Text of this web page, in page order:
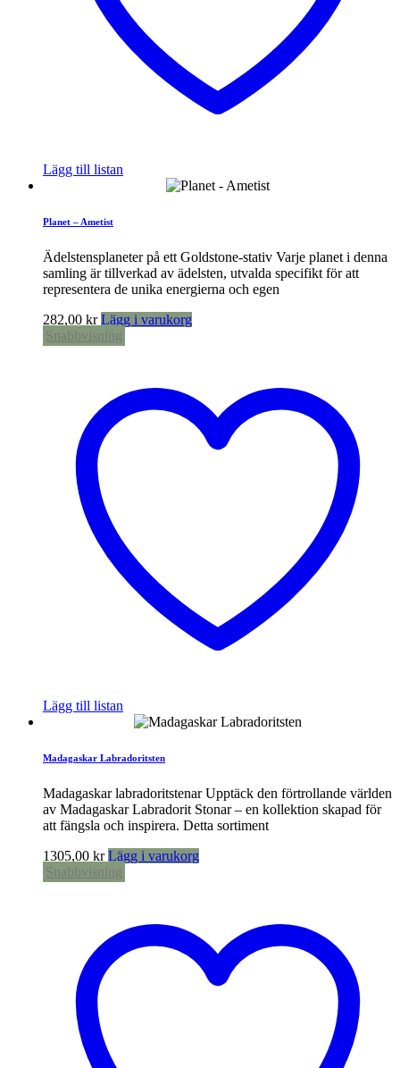
Lägg till listan
Planet – Ametist
Ädelstensplaneter på ett Goldstone-stativ Varje planet i denna
samling är tillverkad av ädelsten, utvalda specifikt för att
representera de unika energierna och egen
282,00 kr Lägg i varukorg
Snabbvisning
Lägg till listan
Madagaskar Labradoritsten
Madagaskar labradoritstenar Upptäck den förtrollande världen
av Madagaskar Labradorit Stonar – en kollektion skapad för
att fängsla och inspirera. Detta sortiment
1305,00 kr Lägg i varukorg
Snabbvisning